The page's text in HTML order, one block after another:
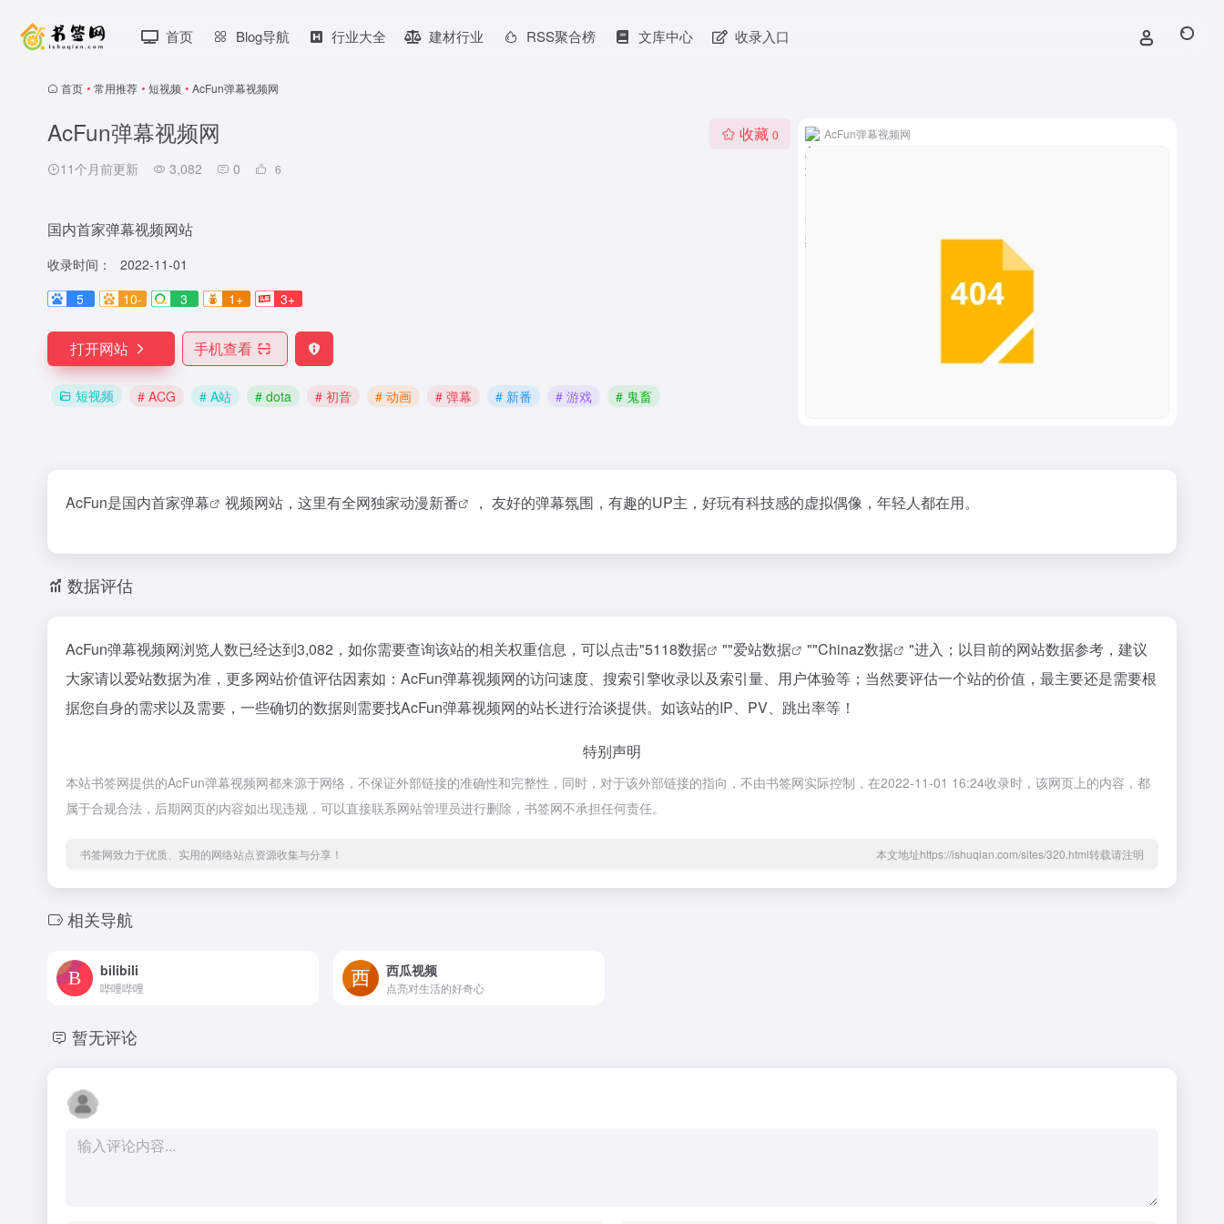
首页 Blog导航 行业大全 建材行业 RSS聚合榜 文库中心 收录入口
首页 • 常用推荐 • 短视频 • AcFun弹幕视频网
AcFun弹幕视频网
11个月前更新 3,082 0 6
收藏 0
国内首家弹幕视频网站
收录时间：
2022-11-01
5
10- 3 1+ 3+
打开网站 手机查看
短视频 # ACG # A站 # dota # 初音 # 动画 # 弹幕 # 新番 # 游戏 # 鬼畜
AcFun弹幕视频网
AcFun是国内首家弹幕 视频网站，这里有全网独家动漫新番 ， 友好的弹幕氛围，有趣的UP主，好玩有科技感的虚拟偶像，年轻人都在用。
数据评估
AcFun弹幕视频网浏览人数已经达到3,082，如你需要查询该站的相关权重信息，可以点击"5118数据 ""爱站数据 ""Chinaz数据
"进入；以目前的网站数据参考，建议
大家请以爱站数据为准，更多网站价值评估因素如：AcFun弹幕视频网的访问速度、搜索引擎收录以及索引量、用户体验等；当然要评估一个站的价值，最主要还是需要根
据您自身的需求以及需要，一些确切的数据则需要找AcFun弹幕视频网的站长进行洽谈提供。如该站的IP、PV、跳出率等！
特别声明
本站书签网提供的AcFun弹幕视频网都来源于网络，不保证外部链接的准确性和完整性，同时，对于该外部链接的指向，不由书签网实际控制，在2022-11-01 16:24收录时，该网页上的内容，都
属于合规合法，后期网页的内容如出现违规，可以直接联系网站管理员进行删除，书签网不承担任何责任。
书签网致力于优质、实用的网络站点资源收集与分享！ 本文地址https://ishuqian.com/sites/320.html转载请注明
相关导航
bilibili
哔哩哔哩
西瓜视频
点亮对生活的好奇心
暂无评论